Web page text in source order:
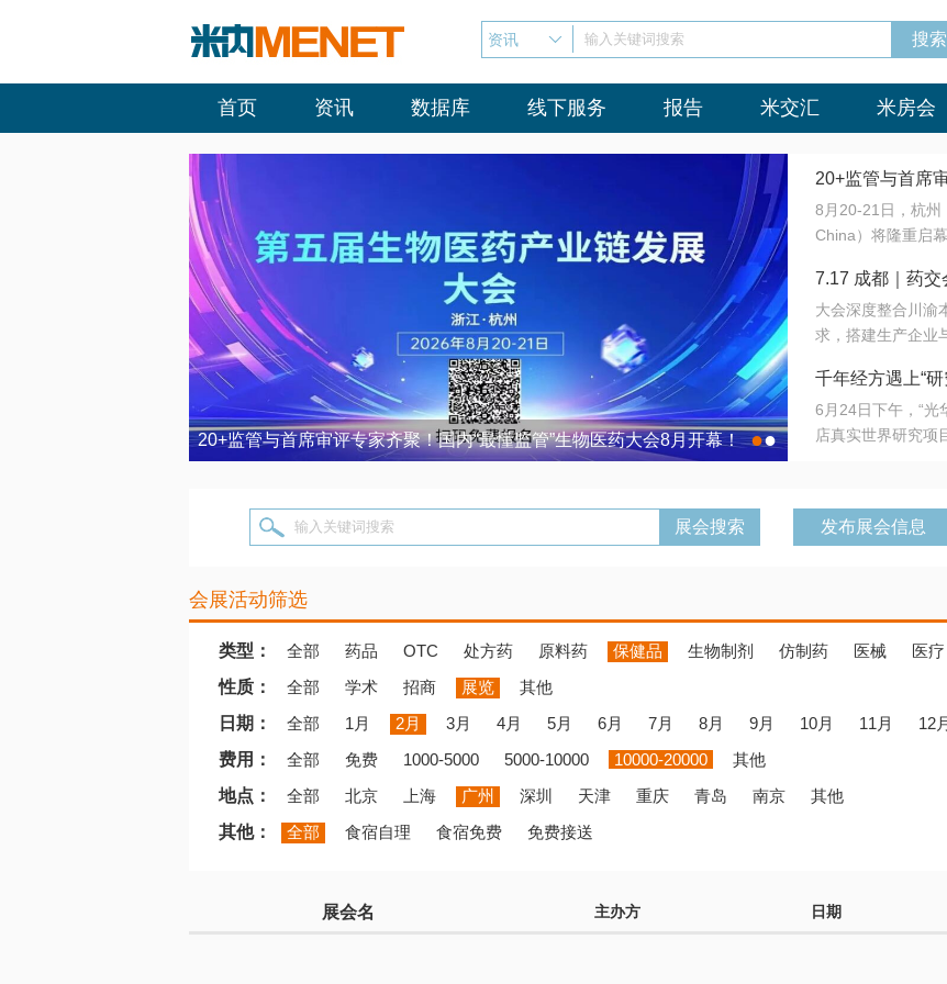
资讯 输入关键词搜索
首页 资讯 数据库 线下服务 报告 米交汇 米房会
20+监管与首席审评专家齐聚！国内“最懂监管”生物医药大会8月开幕！ 7.17 成都｜药交
●●
20+监管与首席
会8月开幕！
8月20-21日，杭州
China）将隆重启
法正重新定义研发
难题，呼唤更成熟
同与出海能力建设
算力突围；从中
术攻坚，到CDMO
室”与“生产线”、“
7.17 成都｜药交
营
大会深度整合川渝
求，搭建生产企业
域增量份额夯实西
千年经方遇上“
目在北京同仁堂
6月24日下午，“
店真实世界研究项
输入关键词搜索 发布展会信息
会展活动筛选
类型： 全部 药品 OTC 处方药 原料药 保健品 生物制剂 仿制药 医械 医疗
性质：
全部 学术 招商 展览
其他
日期：
全部 1月 2月 3月 4月 5月 6月 7月 8月 9月 10月 11月
12
费用：
全部 免费 1000-5000 5000-10000 10000-20000
其他
地点：
全部 北京 上海 广州 深圳 天津 重庆 青岛 南京
其他
其他：
全部 食宿自理 食宿免费 免费接送
展会名 主办方 日期